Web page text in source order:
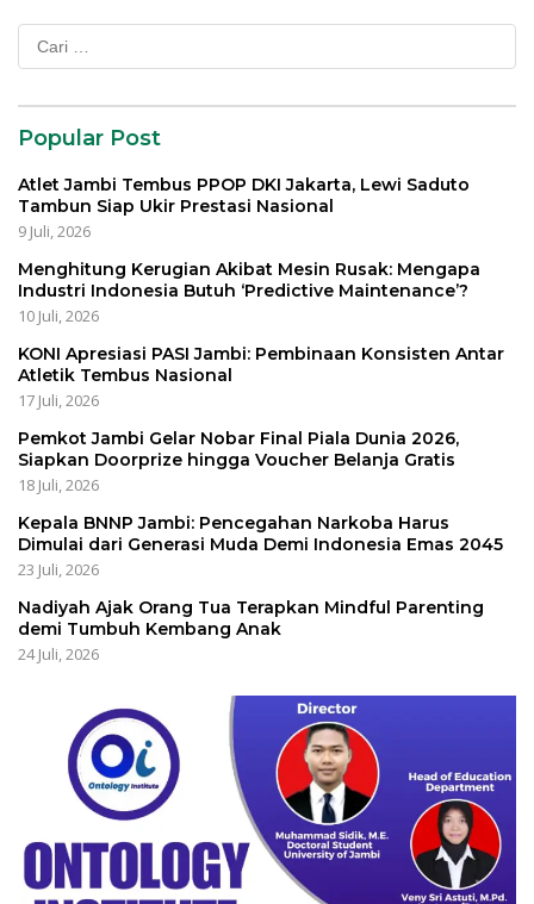
Cari
untuk:
Popular Post
Atlet Jambi Tembus PPOP DKI Jakarta, Lewi Saduto
Tambun Siap Ukir Prestasi Nasional
9 Juli, 2026
Menghitung Kerugian Akibat Mesin Rusak: Mengapa
Industri Indonesia Butuh ‘Predictive Maintenance’?
10 Juli, 2026
KONI Apresiasi PASI Jambi: Pembinaan Konsisten Antar
Atletik Tembus Nasional
17 Juli, 2026
Pemkot Jambi Gelar Nobar Final Piala Dunia 2026,
Siapkan Doorprize hingga Voucher Belanja Gratis
18 Juli, 2026
Kepala BNNP Jambi: Pencegahan Narkoba Harus
Dimulai dari Generasi Muda Demi Indonesia Emas 2045
23 Juli, 2026
Nadiyah Ajak Orang Tua Terapkan Mindful Parenting
demi Tumbuh Kembang Anak
24 Juli, 2026